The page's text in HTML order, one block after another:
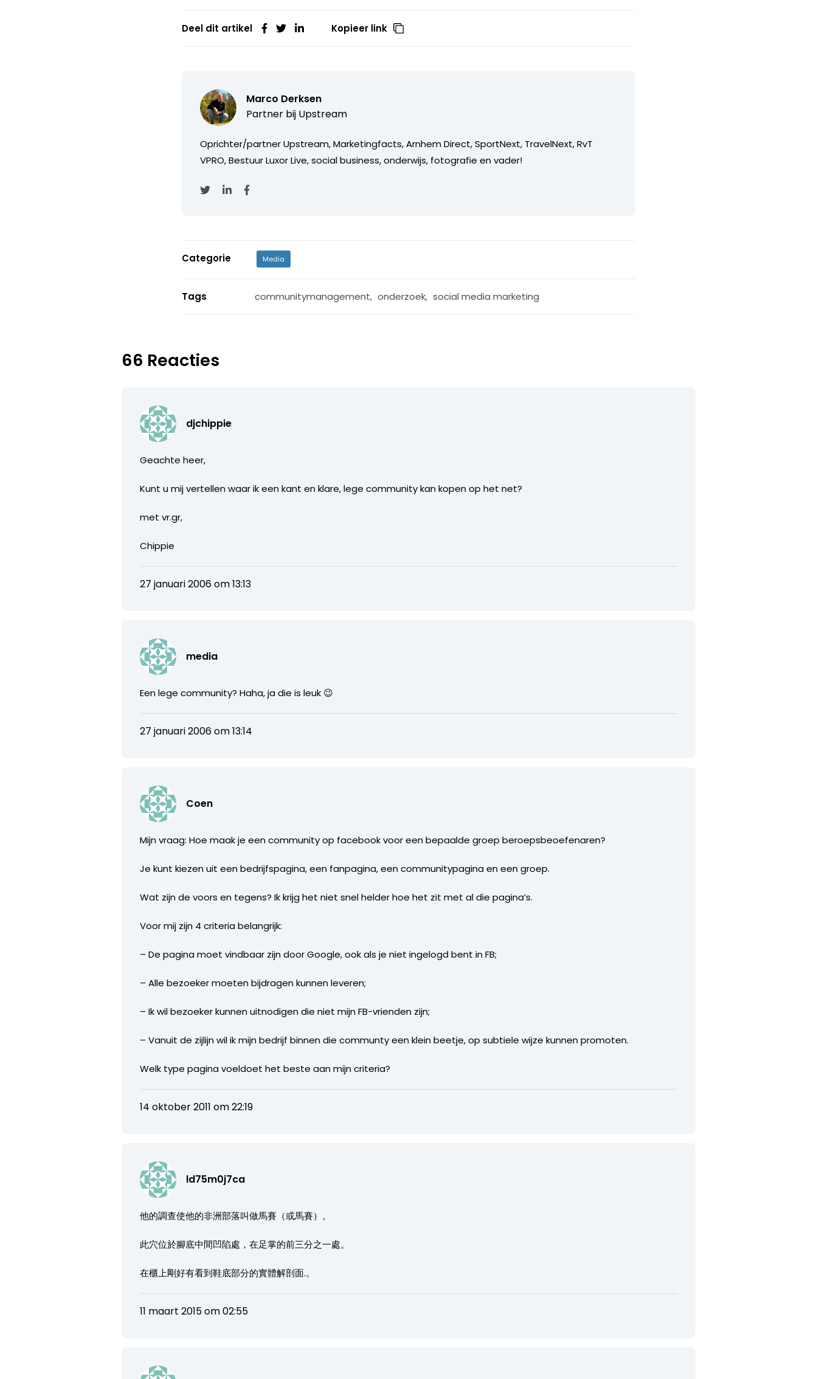
Deel dit artikel Kopieer link
Marco Derksen
Partner bij Upstream
Oprichter/partner Upstream, Marketingfacts, Arnhem Direct, SportNext, TravelNext, RvT
VPRO, Bestuur Luxor Live, social business, onderwijs, fotografie en vader!
Categorie Media
Tags communitymanagement, onderzoek, social media marketing
66 Reacties
djchippie
Geachte heer,
Kunt u mij vertellen waar ik een kant en klare, lege community kan kopen op het net?
met vr.gr,
Chippie
27 januari 2006 om 13:13
media
Een lege community? Haha, ja die is leuk 😉
27 januari 2006 om 13:14
Coen
Mijn vraag: Hoe maak je een community op facebook voor een bepaalde groep beroepsbeoefenaren?
Je kunt kiezen uit een bedrijfspagina, een fanpagina, een communitypagina en een groep.
Wat zijn de voors en tegens? Ik krijg het niet snel helder hoe het zit met al die pagina’s.
Voor mij zijn 4 criteria belangrijk:
– De pagina moet vindbaar zijn door Google, ook als je niet ingelogd bent in FB;
– Alle bezoeker moeten bijdragen kunnen leveren;
– Ik wil bezoeker kunnen uitnodigen die niet mijn FB-vrienden zijn;
– Vanuit de zijlijn wil ik mijn bedrijf binnen die communty een klein beetje, op subtiele wijze kunnen promoten.
Welk type pagina voeldoet het beste aan mijn criteria?
14 oktober 2011 om 22:19
ld75m0j7ca
他的調查使他的非洲部落叫做馬賽（或馬賽）。
此穴位於腳底中間凹陷處，在足掌的前三分之一處。
在櫃上剛好有看到鞋底部分的實體解剖面.。
11 maart 2015 om 02:55